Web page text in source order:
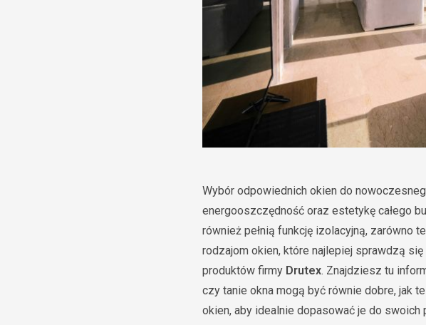
Wybór odpowiednich okien do
energooszczędność oraz estetykę całego
również pełnią funkcję izolacyjną, zarówno
rodzajom okien, które najlepiej sprawdzą
produktów firmy Drutex. Znajdziesz tu
czy tanie okna mogą być równie dobre, jak
okien, aby idealnie dopasować je do swoich